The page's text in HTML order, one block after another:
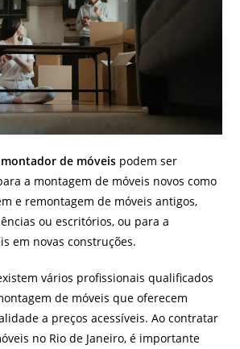
de móveis podem ser
a montagem de móveis novos como
e remontagem de móveis antigos,
ou escritórios, ou para a
em novas construções.
vários profissionais qualificados
de móveis que oferecem
a preços acessíveis. Ao contratar
no Rio de Janeiro, é importante